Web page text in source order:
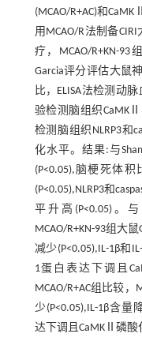
(MCAO/R+AC)和
用MCAO/R法制备
疗，MCAO/R+KN-
Garcia评分评估大鼠
比，ELISA法检测动
验检测脑组织CaMKⅡ
检测脑组织NLRP3和
化水平。结果:与
(P<0.05),脑梗死体积
(P<0.05),NLRP3和
平升高(P<0.05)。与
MCAO/R+KN-93组大
减少(P<0.05),IL-1β和
1蛋白表达下调且
MCAO/R+AC组比较
少(P<0.05),IL-1β含量
达下调且CaMKⅡ磷酸